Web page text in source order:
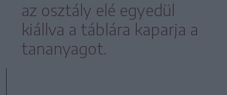
az osztály elé egyedül
kiállva a táblára kaparja a
tananyagot.